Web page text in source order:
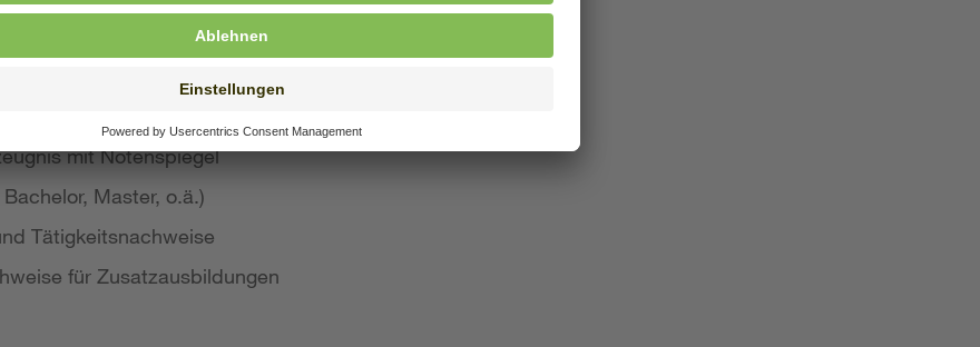
mit qualifikationsrelevanten Inhalten
Ausbildungszeugnisse mit Notenspiegel
mit Notenspiegel
Master, o.ä.)
Tätigkeitsnachweise
für Zusatzausbildungen